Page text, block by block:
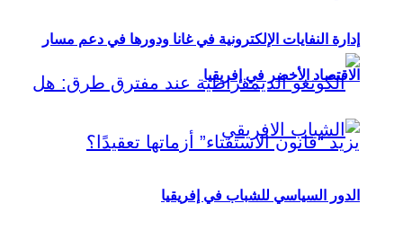
إدارة النفايات الإلكترونية في غانا ودورها في دعم مسار
الاقتصاد الأخضر في إفريقيا
الدور السياسي للشباب في إفريقيا